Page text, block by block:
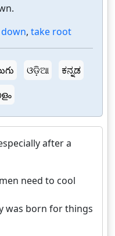
, take root
ଓଡ଼ିଆ
ಕನ್ನಡ
after a
need to cool
was born for things